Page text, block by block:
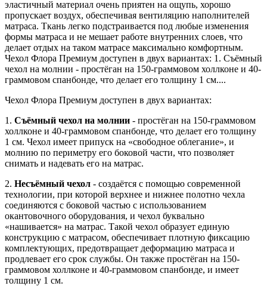
эластичный материал очень приятен на ощупь, хорошо
пропускает воздух, обеспечивая вентиляцию наполнителей
матраса. Ткань легко подстраивается под любые изменения
формы матраса и не мешает работе внутренних слоев, что
делает отдых на таком матрасе максимально комфортным.
Чехол Флора Премиум доступен в двух вариантах: 1. Съёмный
чехол на молнии - простёган на 150-граммовом холлконе и 40-
граммовом спанбонде, что делает его толщину 1 см....
Чехол Флора Премиум доступен в двух вариантах:
1. Съёмный чехол на молнии - простёган на 150-граммовом
холлконе и 40-граммовом спанбонде, что делает его толщину
1 см. Чехол имеет припуск на «свободное облегание», и
молнию по периметру его боковой части, что позволяет
снимать и надевать его на матрас.
2. Несъёмный чехол - создаётся с помощью современной
технологии, при которой верхнее и нижнее полотно чехла
соединяются с боковой частью с использованием
окантовочного оборудования, и чехол буквально
«нашивается» на матрас. Такой чехол образует единую
конструкцию с матрасом, обеспечивает плотную фиксацию
комплектующих, предотвращает деформацию матраса и
продлевает его срок службы. Он также простёган на 150-
граммовом холлконе и 40-граммовом спанбонде, и имеет
толщину 1 см.